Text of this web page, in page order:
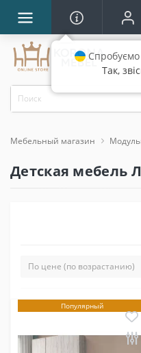
Мебельный магазин
Детская мебель
Популярный
Спробуємо
Так,